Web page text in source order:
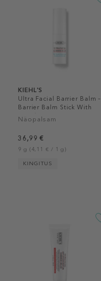
KIEHL'S
Ultra Facial Barrier Balm –
Barrier Balm Stick With
Squalane
Näopalsam
36,99 €
9 g (4,11 € / 1 g)
KINGITUS